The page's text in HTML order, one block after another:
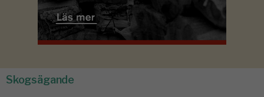
Skogsägande